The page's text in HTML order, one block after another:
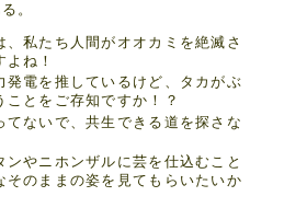
。
、私たち人間がオオカミを絶滅さ
ね！
発電を推しているけど、タカがぶ
とをご存知ですか！？
てないで、共生できる道を探さな
ンやニホンザルに芸を仕込むこと
のままの姿を見てもらいたいか